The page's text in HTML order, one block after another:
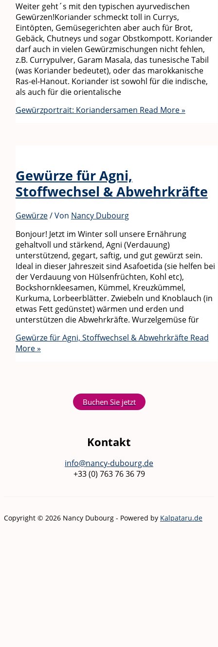
Weiter geht´s mit den typischen ayurvedischen
Gewürzen!Koriander schmeckt toll in Currys,
Eintöpten, Gemüsegerichten aber auch für Brot,
Gebäck, Chutneys und sogar Obstkompott. Koriander
darf auch in vielen Gewürzmischungen nicht fehlen,
z.B. Currypulver, Garam Masala, das tunesische Tabil
(was Koriander bedeutet), oder das marokkanische
Ras-el-Hanout. Koriander ist sowohl für die indische,
als auch für die orientalische
Gewürzportrait: Koriandersamen Read More »
Gewürze für Agni,
Stoffwechsel & Abwehrkräfte
Gewürze/ Von Nancy Dubourg
Bonjour! Jetzt im Winter soll unsere Ernährung
gehaltvoll und stärkend, Agni (Verdauung)
unterstützend, gegart, saftig, und gut gewürzt sein.
Ideal in dieser Jahreszeit sind Asafoetida (sie helfen bei
der Verdauung von Hülsenfrüchten, Kohl etc),
Bockshornkleesamen, Kümmel, Kreuzkümmel,
Kurkuma, Lorbeerblätter. Zwiebeln und Knoblauch (in
etwas Fett gedünstet) wärmen und erden und
unterstützen die Abwehrkräfte. Wurzelgemüse für
Gewürze für Agni, Stoffwechsel & AbwehrkräfteRead
More »
Buchen Sie jetzt
Kontakt
info@nancy-dubourg.de
+33 (0) 763 76 36 79
Copyright © 2026 Nancy Dubourg - Powered by Kalpataru.de